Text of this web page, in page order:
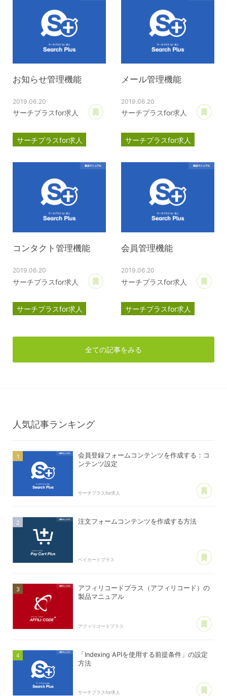
お知らせ管理機能
2019.06.20
サーチプラスfor求人
あとで読む
サーチプラスfor求人
メール管理機能
2019.06.20
サーチプラスfor求人
サーチプラスfor求人
コンタクト管理機能
2019.06.20
サーチプラスfor求人
あとで読む
サーチプラスfor求人
会員管理機能
2019.06.20
サーチプラスfor求人
サーチプラスfor求人
全ての記事をみる
人気記事ランキング
会員登録フォームコンテンツを作成する：コ
ンテンツ設定
サーチプラスfor求人
注文フォームコンテンツを作成する方法
ペイカートプラス
アフィリコードプラス（アフィリコード）の
製品マニュアル
アフィリコードプラス
「Indexing APIを使用する前提条件」の設定
方法
サーチプラスfor求人